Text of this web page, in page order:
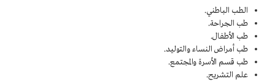
الطب الباطني.
طب الجراحة.
طب الأطفال.
طب أمراض النساء والتوليد.
طب قسم الأسرة والمجتمع.
علم التشريح.